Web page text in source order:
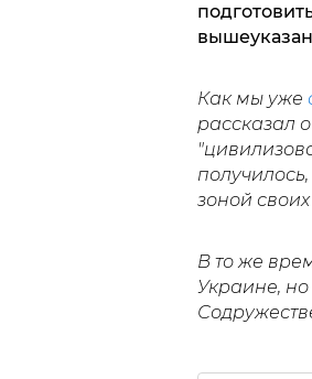
Как мы уже
рассказал
зоной
В то же
Украине, но